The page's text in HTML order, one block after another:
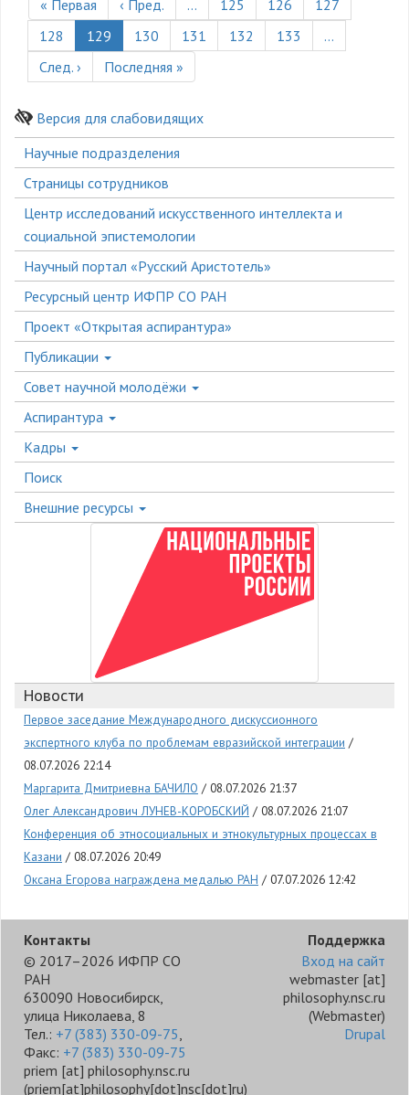
страниц
Первая
страница
« Первая
Предыдущая
страница
‹ Пред. … Страница
125 Страница
126 Страница
127
Страница
128
Текущая
страница
129 Страница
130 Страница
131 Страница
132 Страница
133
…
Следующая
страница
След. ›
Последняя
страница
Последняя »
Версия для слабовидящих
Боковое
меню
Научные подразделения
Страницы сотрудников
Центр исследований искусственного интеллекта и
социальной эпистемологии
Научный портал «Русский Аристотель»
Ресурсный центр ИФПР СО РАН
Проект «Открытая аспирантура»
Публикации
Совет научной молодёжи
Аспирантура
Кадры
Поиск
Внешние ресурсы
Новости
Первое заседание Международного дискуссионного
экспертного клуба по проблемам евразийской интеграции
08.07.2026 22:14
Маргарита Дмитриевна БАЧИЛО
08.07.2026 21:37
Олег Александрович ЛУНЕВ-КОРОБСКИЙ
08.07.2026 21:07
Конференция об этносоциальных и этнокультурных процессах в
Казани
08.07.2026 20:49
Оксана Егорова награждена медалью РАН
07.07.2026 12:42
Контакты
© 2017–2026 ИФПР СО
РАН
630090 Новосибирск,
улица Николаева, 8
Тел.: +7 (383) 330-09-75,
Факс: +7 (383) 330-09-75
priem [at] philosophy.nsc.ru
(priem[at]philosophy[dot]nsc[dot]ru)
Поддержка
Вход на сайт
webmaster [at]
philosophy.nsc.ru
(Webmaster)
Drupal